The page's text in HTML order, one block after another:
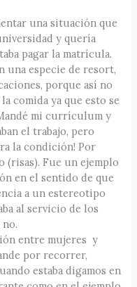
una situación que
y quería
pagar la matrícula.
una especie de resort,
porque así no
comida ya que esto se
mi currículum y
el trabajo, pero
la condición! Por
(risas). Fue un ejemplo
en el sentido de que
a un estereotipo
al servicio de los
entre mujeres y
por recorrer,
estaba digamos en